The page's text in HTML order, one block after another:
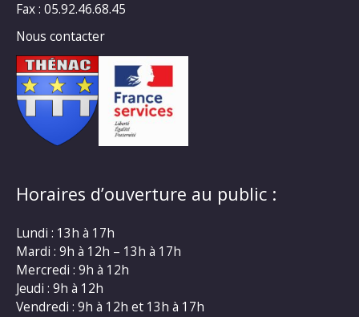
Fax : 05.92.46.68.45
Nous contacter
Horaires d’ouverture au public :
Lundi : 13h à 17h
Mardi : 9h à 12h – 13h à 17h
Mercredi : 9h à 12h
Jeudi : 9h à 12h
Vendredi : 9h à 12h et 13h à 17h